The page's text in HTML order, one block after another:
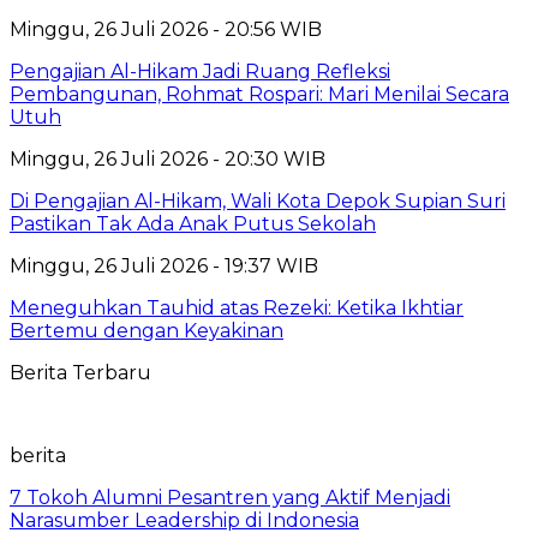
Minggu, 26 Juli 2026 - 20:56 WIB
Pengajian Al-Hikam Jadi Ruang Refleksi
Pembangunan, Rohmat Rospari: Mari Menilai Secara
Utuh
Minggu, 26 Juli 2026 - 20:30 WIB
Di Pengajian Al-Hikam, Wali Kota Depok Supian Suri
Pastikan Tak Ada Anak Putus Sekolah
Minggu, 26 Juli 2026 - 19:37 WIB
Meneguhkan Tauhid atas Rezeki: Ketika Ikhtiar
Bertemu dengan Keyakinan
Berita Terbaru
berita
7 Tokoh Alumni Pesantren yang Aktif Menjadi
Narasumber Leadership di Indonesia